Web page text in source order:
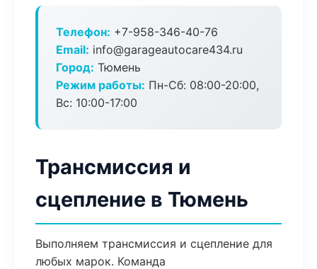
Телефон: +7-958-346-40-76
Email: info@garageautocare434.ru
Город: Тюмень
Режим работы: Пн-Сб: 08:00-20:00,
Вс: 10:00-17:00
Трансмиссия и
сцепление в Тюмень
Выполняем трансмиссия и сцепление для
любых марок. Команда